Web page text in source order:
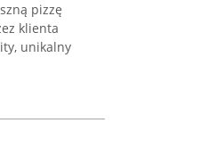
pizzę
klienta
unikalny